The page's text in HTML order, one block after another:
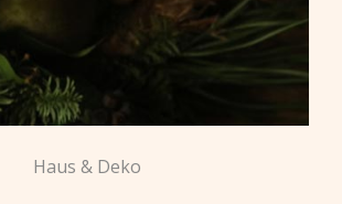
Haus & Deko